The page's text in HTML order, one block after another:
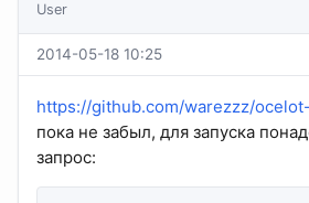
User
2014-05-18 10:25
https://github.com/warezzz/
пока не забыл, для запуска
запрос: